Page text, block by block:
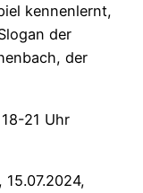
kennenlernt,
der
der
21 Uhr